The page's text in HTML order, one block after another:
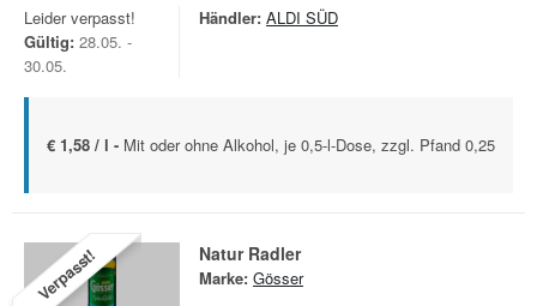
Leider verpasst!
Gültig: 28.05. -
30.05.
Händler: ALDI SÜD
€ 1,58 / l - Mit oder ohne Alkohol, je 0,5-l-Dose, zzgl. Pfand 0,25
Verpasst! Natur Radler
Marke: Gösser